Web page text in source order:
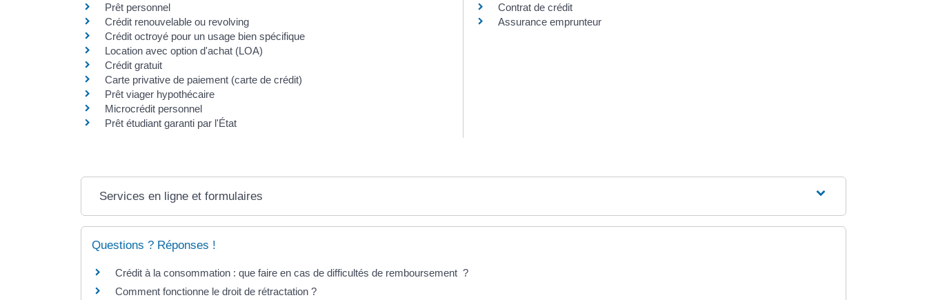
Prêt personnel
Crédit renouvelable ou revolving
Crédit octroyé pour un usage bien spécifique
Location avec option d'achat (LOA)
Crédit gratuit
Carte privative de paiement (carte de crédit)
Prêt viager hypothécaire
Microcrédit personnel
Prêt étudiant garanti par l'État
Contrat de crédit
Assurance emprunteur
Services en ligne et formulaires
Questions ? Réponses !
Crédit à la consommation : que faire en cas de difficultés de remboursement ?
Comment fonctionne le droit de rétractation ?